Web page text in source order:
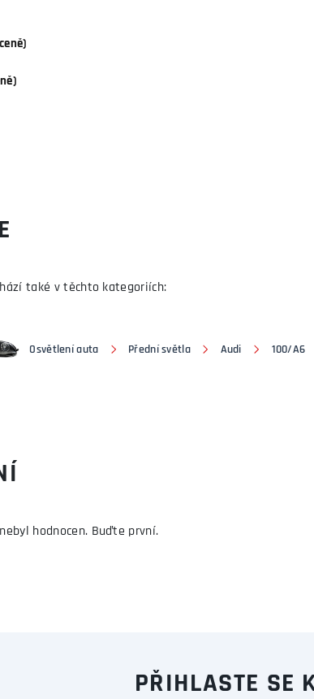
také v těchto kategoriích:
Osvětlení auta Přední světla Audi 100/A6
hodnocen. Buďte první.
PŘIHLASTE SE